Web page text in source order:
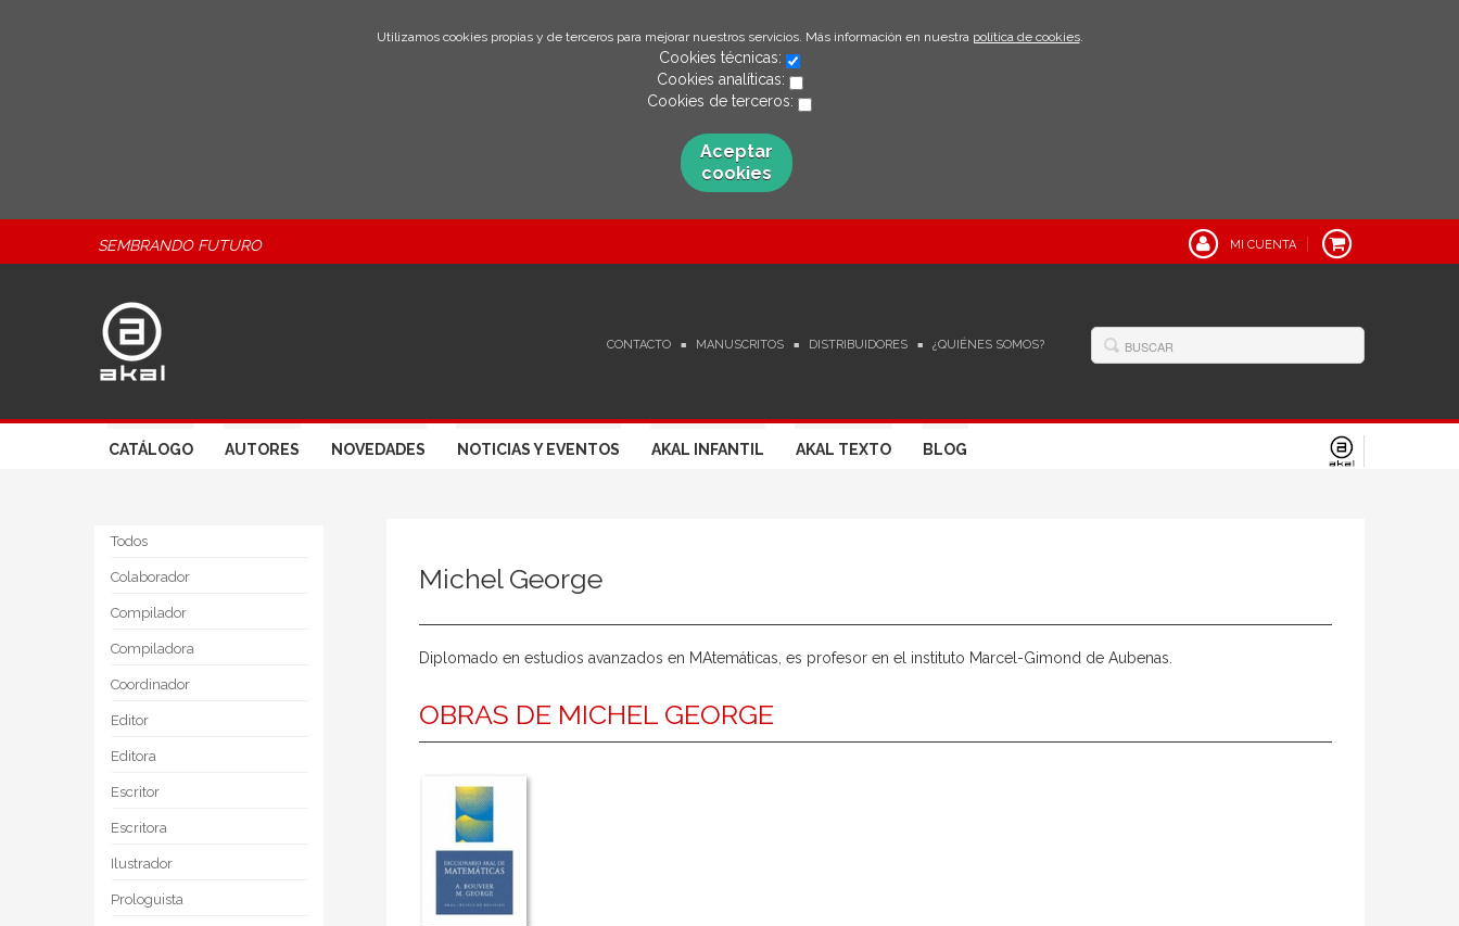
Utilizamos cookies propias y de terceros para mejorar nuestros servicios. Más información en nuestra política de cookies.
Cookies técnicas:
Cookies analíticas:
Cookies de terceros:
Aceptar
cookies
SEMBRANDO FUTURO MI CUENTA
CONTACTO MANUSCRITOS DISTRIBUIDORES ¿QUIÉNES SOMOS?
CATÁLOGO AUTORES NOVEDADES NOTICIAS Y EVENTOS AKAL INFANTIL AKAL TEXTO BLOG
Todos
Colaborador
Compilador
Compiladora
Coordinador
Editor
Editora
Escritor
Escritora
Ilustrador
Prologuista
Michel George
Diplomado en estudios avanzados en MAtemáticas, es profesor en el instituto Marcel-Gimond de Aubenas.
OBRAS DE MICHEL GEORGE